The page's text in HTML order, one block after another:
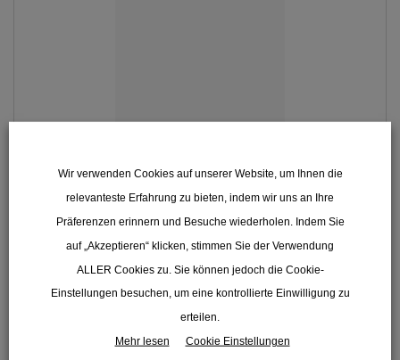
Naturtrüb und mit den typischen Weißbieraromen passt das
ab 10,50 € inkl. MwSt. zzgl. Pfand
Tölzer Weisse Menge
IN DEN WARENKORB
Wir verwenden Cookies auf unserer Website, um Ihnen die
relevanteste Erfahrung zu bieten, indem wir uns an Ihre
Präferenzen erinnern und Besuche wiederholen. Indem Sie
auf „Akzeptieren“ klicken, stimmen Sie der Verwendung
ALLER Cookies zu. Sie können jedoch die Cookie-
Einstellungen besuchen, um eine kontrollierte Einwilligung zu
erteilen.
Mehr lesen
Cookie Einstellungen